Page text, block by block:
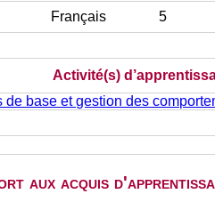
Français 5
Activité(s)
de base et gestion des
aux acquis